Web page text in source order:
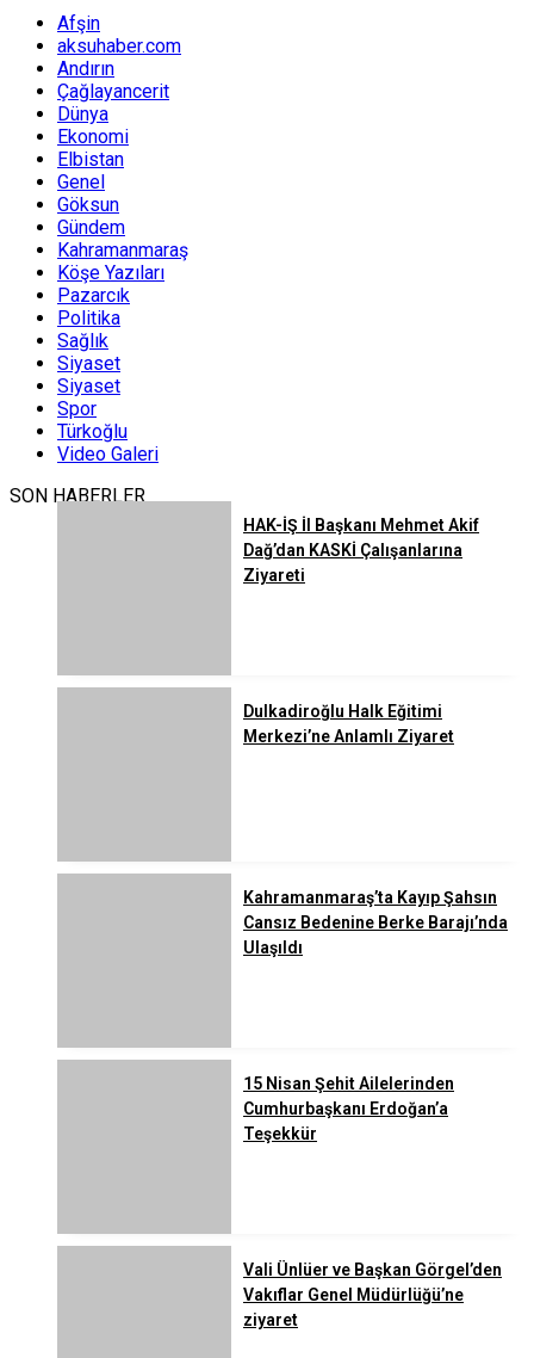
Afşin
aksuhaber.com
Andırın
Çağlayancerit
Dünya
Ekonomi
Elbistan
Genel
Göksun
Gündem
Kahramanmaraş
Köşe Yazıları
Pazarcık
Politika
Sağlık
Siyaset
Siyaset
Spor
Türkoğlu
Video Galeri
SON HABERLER
HAK-İŞ İl Başkanı Mehmet Akif
Dağ’dan KASKİ Çalışanlarına
Ziyareti
Dulkadiroğlu Halk Eğitimi
Merkezi’ne Anlamlı Ziyaret
Kahramanmaraş’ta Kayıp Şahsın
Cansız Bedenine Berke Barajı’nda
Ulaşıldı
15 Nisan Şehit Ailelerinden
Cumhurbaşkanı Erdoğan’a
Teşekkür
Vali Ünlüer ve Başkan Görgel’den
Vakıflar Genel Müdürlüğü’ne
ziyaret